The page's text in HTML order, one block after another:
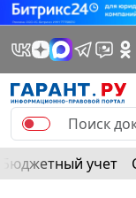
Бюджетный учет